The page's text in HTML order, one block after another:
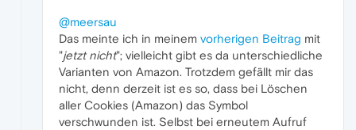
@meersau
Das meinte ich in meinem vorherigen Beitrag mit
"jetzt nicht"; vielleicht gibt es da unterschiedliche
Varianten von Amazon. Trotzdem gefällt mir das
nicht, denn derzeit ist es so, dass bei Löschen
aller Cookies (Amazon) das Symbol
verschwunden ist. Selbst bei erneutem Aufruf